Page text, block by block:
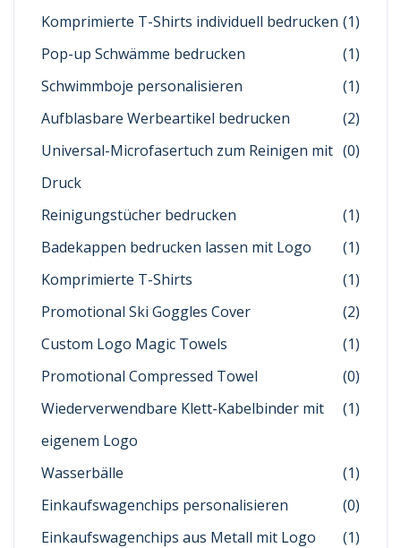
Komprimierte T-Shirts individuell bedrucken (1)
Pop-up Schwämme bedrucken
(1)
Schwimmboje personalisieren
(1)
Aufblasbare Werbeartikel bedrucken
(2)
Universal-Microfasertuch zum Reinigen mit
Druck
(0)
Reinigungstücher bedrucken
(1)
Badekappen bedrucken lassen mit Logo
(1)
Komprimierte T-Shirts
(1)
Promotional Ski Goggles Cover
(2)
Custom Logo Magic Towels
(1)
Promotional Compressed Towel
(0)
Wiederverwendbare Klett-Kabelbinder mit
eigenem Logo
(1)
Wasserbälle
(1)
Einkaufswagenchips personalisieren
(0)
Einkaufswagenchips aus Metall mit Logo
(1)